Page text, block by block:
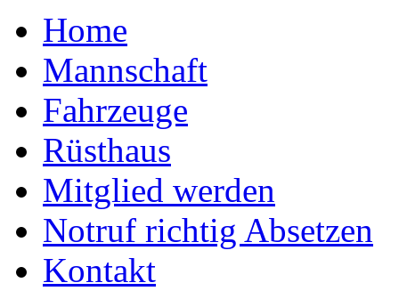
Home
Mannschaft
Fahrzeuge
Rüsthaus
Mitglied werden
Notruf richtig Absetzen
Kontakt